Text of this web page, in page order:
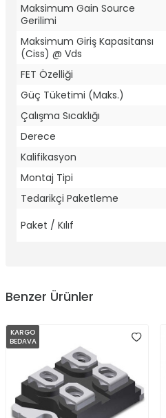
Maksimum Gain Source
Gerilimi
Maksimum Giriş Kapasitansı
(Ciss) @ Vds
FET Özelliği
Güç Tüketimi (Maks.)
Çalışma Sıcaklığı
Derece
Kalifikasyon
Montaj Tipi
Tedarikçi Paketleme
Paket / Kılıf
Benzer Ürünler
KARGO
BEDAVA